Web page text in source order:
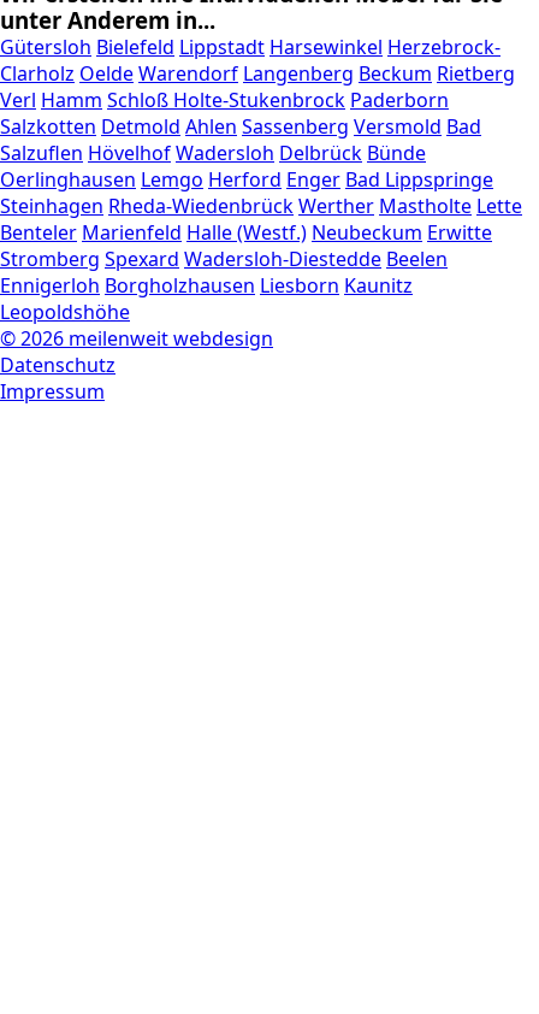
unter Anderem in...
Gütersloh Bielefeld Lippstadt Harsewinkel Herzebrock-
Clarholz OeldeWarendorf Langenberg Beckum Rietberg
Verl Hamm Schloß Holte-Stukenbrock Paderborn
Salzkotten Detmold Ahlen Sassenberg Versmold Bad
Salzuflen HövelhofWadersloh Delbrück Bünde
Oerlinghausen Lemgo Herford Enger Bad Lippspringe
Steinhagen Rheda-WiedenbrückWerther Mastholte Lette
Benteler Marienfeld Halle (Westf.) Neubeckum Erwitte
Stromberg Spexard Wadersloh-Diestedde Beelen
Ennigerloh Borgholzhausen Liesborn Kaunitz
Leopoldshöhe
© 2026 meilenweit webdesign
Datenschutz
Impressum